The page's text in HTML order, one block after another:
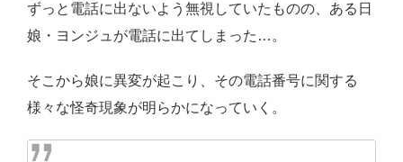
ずっと電話に出ないよう無視していたものの、ある日
娘・ヨンジュが電話に出てしまった…。
そこから娘に異変が起こり、その電話番号に関する
様々な怪奇現象が明らかになっていく。